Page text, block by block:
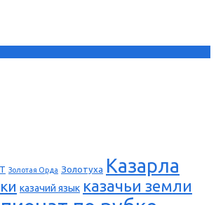
Золотая Орда Золотуха Казарла
казачий язык казачьи земли